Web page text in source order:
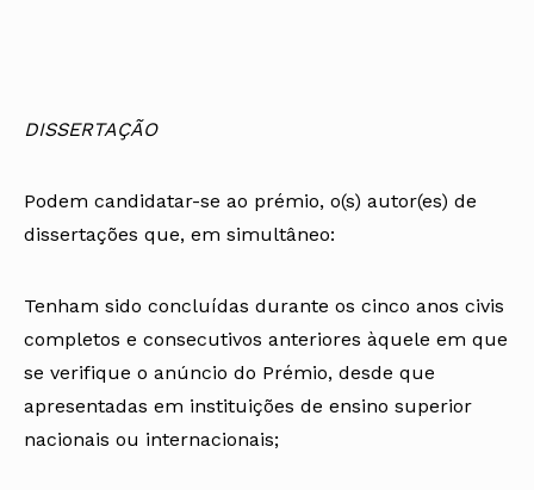
DISSERTAÇÃO
Podem candidatar-se ao prémio, o(s) autor(es) de
dissertações que, em simultâneo:
Tenham sido concluídas durante os cinco anos civis
completos e consecutivos anteriores àquele em que
se verifique o anúncio do Prémio, desde que
apresentadas em instituições de ensino superior
nacionais ou internacionais;